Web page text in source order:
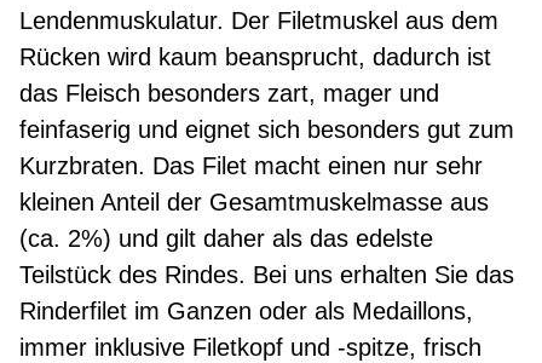
Lendenmuskulatur. Der Filetmuskel aus dem
Rücken wird kaum beansprucht, dadurch ist
das Fleisch besonders zart, mager und
feinfaserig und eignet sich besonders gut zum
Kurzbraten. Das Filet macht einen nur sehr
kleinen Anteil der Gesamtmuskelmasse aus
(ca. 2%) und gilt daher als das edelste
Teilstück des Rindes. Bei uns erhalten Sie das
Rinderfilet im Ganzen oder als Medaillons,
immer inklusive Filetkopf und -spitze, frisch